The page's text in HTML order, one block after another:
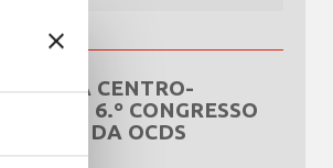
CENTRO-
6.º CONGRESSO
DA OCDS